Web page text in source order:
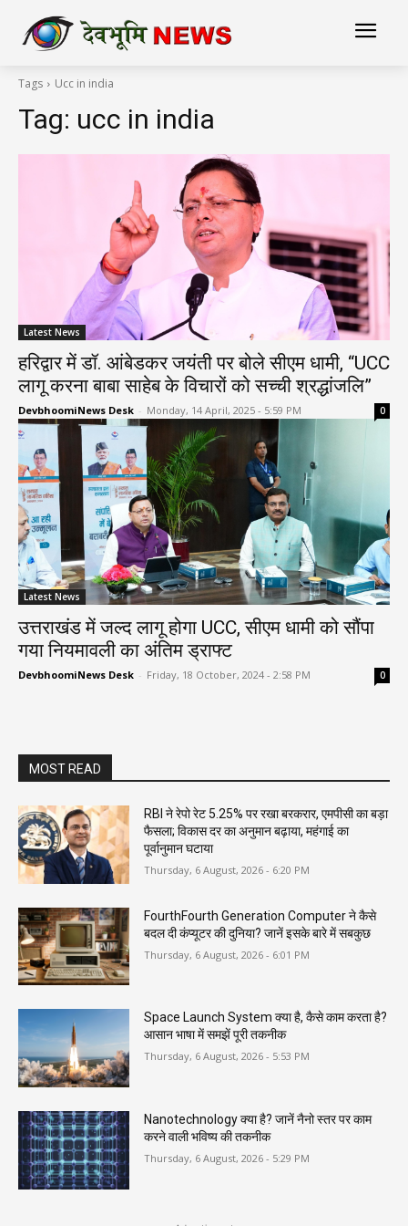
Tags Ucc in india
Tag: ucc in india
Latest News
हरिद्वार में डॉ. आंबेडकर जयंती पर बोले सीएम धामी, “UCC
लागू करना बाबा साहेब के विचारों को सच्ची श्रद्धांजलि”
DevbhoomiNews Desk - Monday, 14 April, 2025 - 5:59 PM 0
Latest News
उत्तराखंड में जल्द लागू होगा UCC, सीएम धामी को सौंपा
गया नियमावली का अंतिम ड्राफ्ट
DevbhoomiNews Desk - Friday, 18 October, 2024 - 2:58 PM 0
MOST READ
RBI ने रेपो रेट 5.25% पर रखा बरकरार, एमपीसी का बड़ा
फैसला; विकास दर का अनुमान बढ़ाया, महंगाई का
पूर्वानुमान घटाया
Thursday, 6 August, 2026 - 6:20 PM
FourthFourth Generation Computer ने कैसे
बदल दी कंप्यूटर की दुनिया? जानें इसके बारे में सबकुछ
Thursday, 6 August, 2026 - 6:01 PM
Space Launch System क्या है, कैसे काम करता है?
आसान भाषा में समझें पूरी तकनीक
Thursday, 6 August, 2026 - 5:53 PM
Nanotechnology क्या है? जानें नैनो स्तर पर काम
करने वाली भविष्य की तकनीक
Thursday, 6 August, 2026 - 5:29 PM